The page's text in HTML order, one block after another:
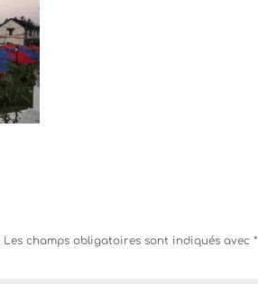
Les champs obligatoires sont indiqués avec*